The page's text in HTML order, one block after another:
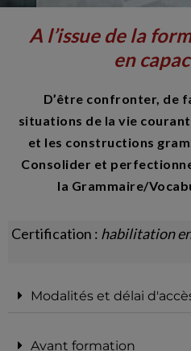
A l’issue de la
en
D’être confronter, de
situations de la vie
et les constructions
Consolider et
la Grammaire/
Certification : habilitation
Modalités et délai
Avant formation